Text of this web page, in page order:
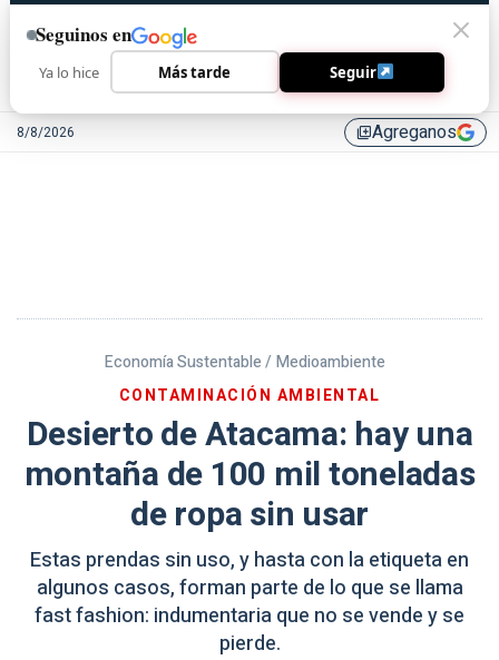
8/8/2026 library_addAgreganos
Economía Sustentable / Medioambiente
CONTAMINACIÓN AMBIENTAL
Desierto de Atacama: hay una
montaña de 100 mil toneladas
de ropa sin usar
Estas prendas sin uso, y hasta con la etiqueta en
algunos casos, forman parte de lo que se llama
fast fashion: indumentaria que no se vende y se
pierde.
Seguinos en
Ya lo hice Más tarde Seguir